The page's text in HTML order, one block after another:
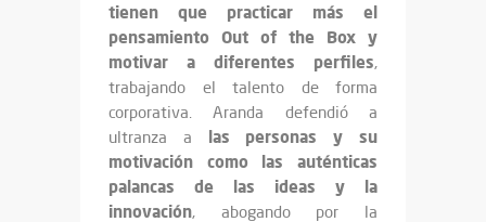
tienen que practicar más el
pensamiento Out of the Box y
motivar a diferentes perfiles,
trabajando el talento de forma
corporativa. Aranda defendió a
ultranza a las personas y su
motivación como las auténticas
palancas de las ideas y la
innovación, abogando por la